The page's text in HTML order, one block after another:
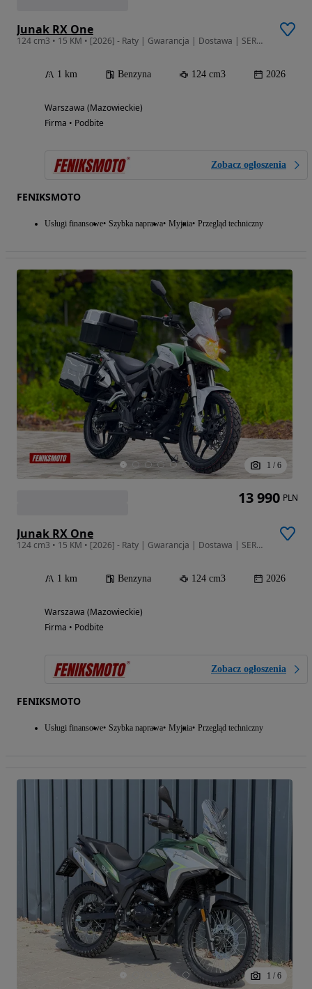
Junak RX One
124 cm3 • 15 KM • [2026] - Raty | Gwarancja | Dostawa | SERWIS | SALON WAWA
1 km Benzyna 124 cm3 2026
Warszawa (Mazowieckie)
Firma • Podbite
Zobacz ogłoszenia
FENIKSMOTO
Usługi finansowe Szybka naprawa Myjnia Przegląd techniczny
1 / 6
Junak RX One
124 cm3 • 15 KM • [2026] - Raty | Gwarancja | Dostawa | SERWIS | SALON WAWA
1 km Benzyna 124 cm3 2026
Warszawa (Mazowieckie)
Firma • Podbite
Zobacz ogłoszenia
FENIKSMOTO
Usługi finansowe Szybka naprawa Myjnia Przegląd techniczny
13 990 PLN
1 / 6